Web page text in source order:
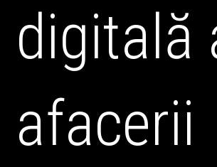
digitală
afacerii